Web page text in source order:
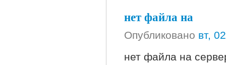
нет файла на
Опубликовано вт,
нет файла на